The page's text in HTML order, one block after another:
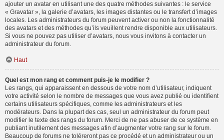
ajouter un avatar en utilisant une des quatre méthodes suivantes : le service
« Gravatar », la galerie d’avatars, les images distantes ou le transfert d’images
locales. Les administrateurs du forum peuvent activer ou non la fonctionnalité
des avatars et des méthodes qu’ils veuillent rendre disponible aux utilisateurs.
Si vous ne pouvez pas utiliser d’avatars, nous vous invitons à contacter un
administrateur du forum.
Haut
Quel est mon rang et comment puis-je le modifier ?
Les rangs, qui apparaissent en dessous de votre nom d’utilisateur, indiquent
votre activité selon le nombre de messages que vous avez publié ou identifient
certains utilisateurs spécifiques, comme les administrateurs et les
modérateurs. Dans la plupart des cas, seul un administrateur du forum peut
modifier le texte des rangs du forum. Merci de ne pas abuser de ce système en
publiant inutilement des messages afin d’augmenter votre rang sur le forum.
Beaucoup de forums ne toléreront pas ce procédé et un administrateur ou un